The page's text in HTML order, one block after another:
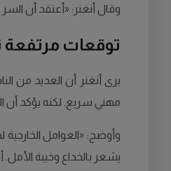
وقال أنغنر: «أعتقد أن
توقعات مرتفعة
يرى أنغنر أن العديد من
مهني سريع. لكنه يؤكد أن
يشعر بالخداع وخيبة الأمل.